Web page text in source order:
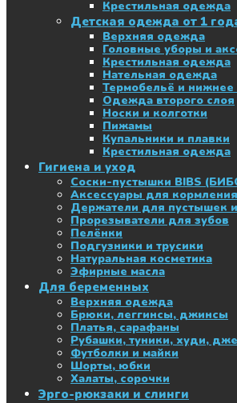
Крестильная одежда
Детская одежда от 1
Верхняя одежда
Головные уборы и
Крестильная одежда
Нательная одежда
Термобельё и нижнее
Одежда второго слоя
Носки и колготки
Пижамы
Купальники и плавки
Крестильная одежда
Гигиена и уход
Соски-пустышки BIBS
Аксессуары для кормления
Держатели для пустышек
Прорезыватели для зубов
Пелёнки
Подгузники и трусики
Натуральная косметика
Эфирные масла
Для беременных
Верхняя одежда
Брюки, леггинсы, джинсы
Платья, сарафаны
Рубашки, туники, худи,
Футболки и майки
Шорты, юбки
Халаты, сорочки
Эрго-рюкзаки и слинги